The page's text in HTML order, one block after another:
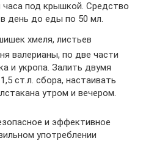
под крышкой. Средство
день до еды по 50 мл.
хмеля, листьев
валерианы, по две части
и укропа. Залить двумя
ст.л. сбора, настаивать
утром и вечером.
и эффективное
употреблении